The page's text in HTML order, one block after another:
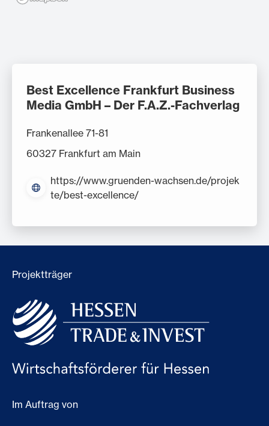
Best Excellence Frankfurt Business
Media GmbH – Der F.A.Z.-Fachverlag
Frankenallee 71-81
60327 Frankfurt am Main
https://www.gruenden-wachsen.de/projek
te/best-excellence/
Projektträger
Im Auftrag von